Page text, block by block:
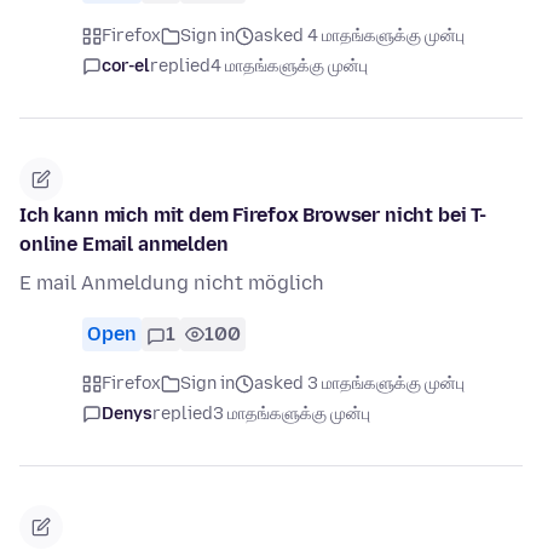
Firefox Sign in
asked 4 மாதங்களுக்கு முன்பு
cor-elreplied4 மாதங்களுக்கு முன்பு
Ich kann mich mit dem Firefox Browser nicht bei T-
online Email anmelden
E mail Anmeldung nicht möglich
Open 1 100
Firefox Sign in
asked 3 மாதங்களுக்கு முன்பு
Denysreplied3 மாதங்களுக்கு முன்பு